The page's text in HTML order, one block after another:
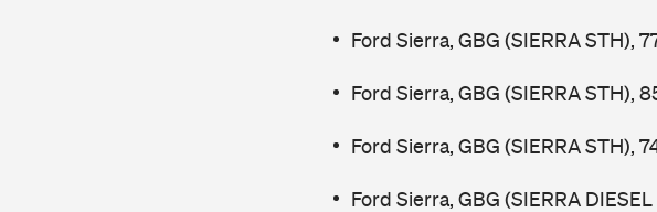
Ford Sierra, GBG (SIERRA STH),
Ford Sierra, GBG (SIERRA STH),
Ford Sierra, GBG (SIERRA STH),
Ford Sierra, GBG (SIERRA